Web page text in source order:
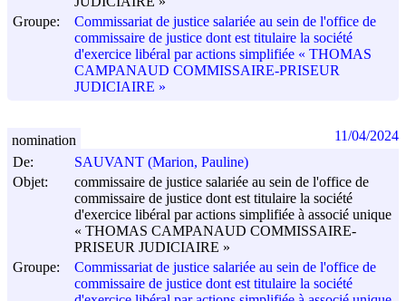
Groupe:
Commissariat de justice salariée au sein de l'office de
commissaire de justice dont est titulaire la société
d'exercice libéral par actions simplifiée « THOMAS
CAMPANAUD COMMISSAIRE-PRISEUR
JUDICIAIRE »
De:
SAUVANT (Marion, Pauline)
Objet:
commissaire de justice salariée au sein de l'office de
commissaire de justice dont est titulaire la société
d'exercice libéral par actions simplifiée à associé unique
« THOMAS CAMPANAUD COMMISSAIRE-
PRISEUR JUDICIAIRE »
Groupe:
Commissariat de justice salariée au sein de l'office de
commissaire de justice dont est titulaire la société
nomination 11/04/2024